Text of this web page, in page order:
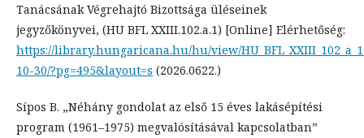
Tanácsának Végrehajtó Bizottsága üléseinek
jegyzőkönyvei, (HU BFL XXIII.102.a.1) [Online] Elérhetőség:
https://library.hungaricana.hu/hu/view/
10-30/?pg=495&layout=s (2026.0622.)
Sípos B. „Néhány gondolat az első 15 éves lakásépítési
program (1961–1975) megvalósításával kapcsolatban”